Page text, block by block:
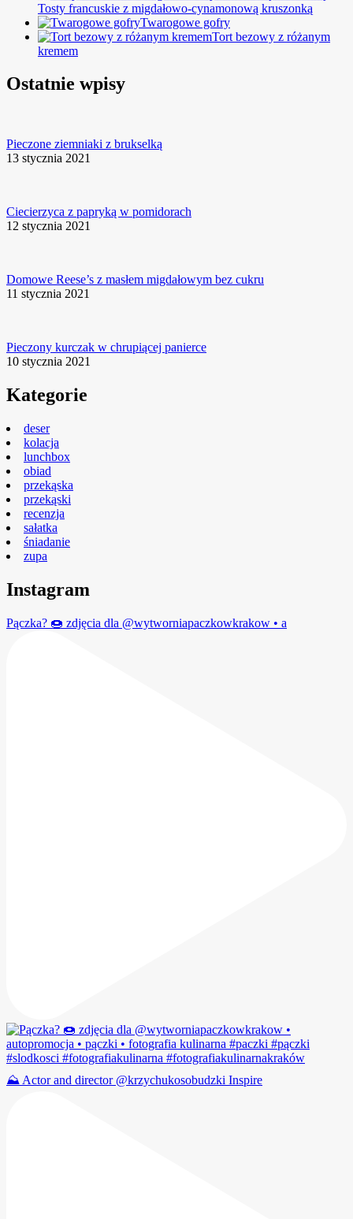
Tosty francuskie z migdałowo-cynamonową kruszonką
Twarogowe gofry
Tort bezowy z różanym
kremem
Ostatnie wpisy
Pieczone ziemniaki z brukselką
13 stycznia 2021
Ciecierzyca z papryką w pomidorach
12 stycznia 2021
Domowe Reese’s z masłem migdałowym bez cukru
11 stycznia 2021
Pieczony kurczak w chrupiącej panierce
10 stycznia 2021
Kategorie
deser
kolacja
lunchbox
obiad
przekąska
przekąski
recenzja
sałatka
śniadanie
zupa
Instagram
Pączka? 🍩 zdjęcia dla @wytworniapaczkowkrakow • a
⛰️ Actor and director @krzychukosobudzki Inspire